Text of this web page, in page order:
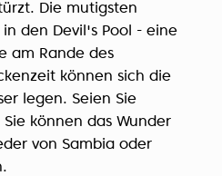
Die mutigsten
den Devil's Pool - eine
am Rande des
können sich die
legen. Seien Sie
können das Wunder
von Sambia oder